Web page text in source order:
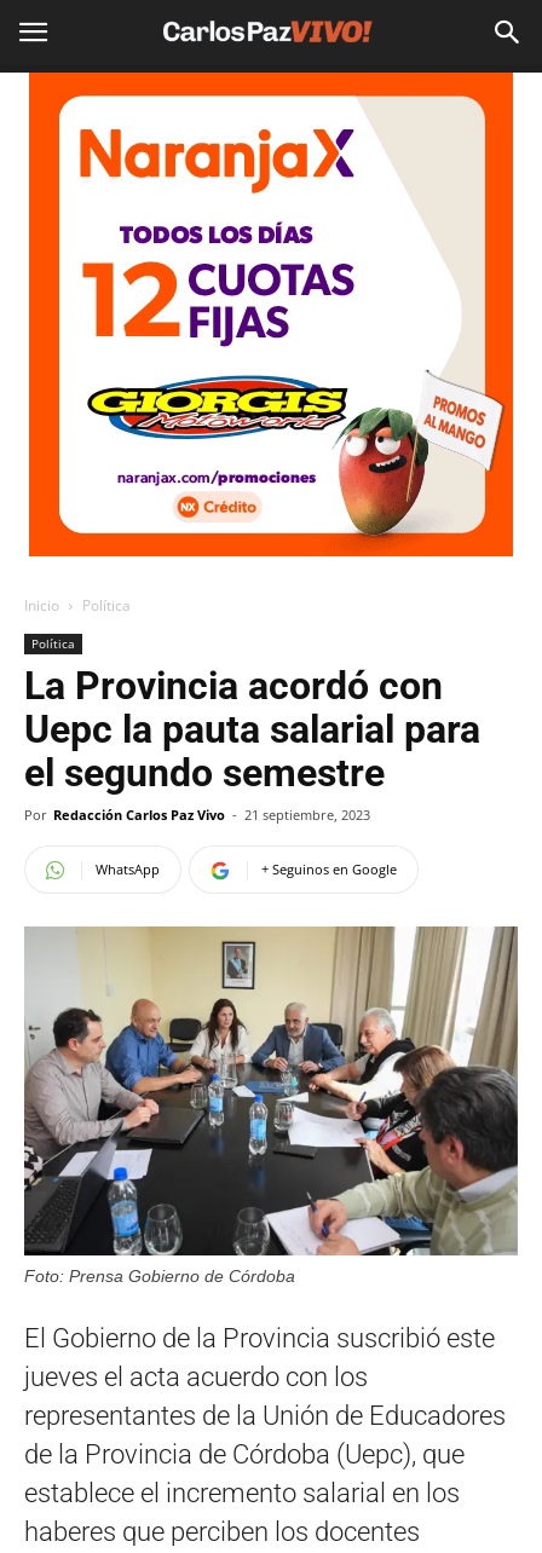
Inicio Política
Política
La Provincia acordó con
Uepc la pauta salarial para
el segundo semestre
Por Redacción Carlos Paz Vivo - 21 septiembre, 2023
WhatsApp + Seguinos en Google
Foto: Prensa Gobierno de Córdoba
El Gobierno de la Provincia suscribió este
jueves el acta acuerdo con los
representantes de la Unión de Educadores
de la Provincia de Córdoba (Uepc), que
establece el incremento salarial en los
haberes que perciben los docentes